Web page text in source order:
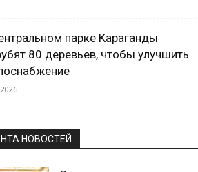
парке Караганды
80 деревьев, чтобы улучшить
НОВОСТЕЙ